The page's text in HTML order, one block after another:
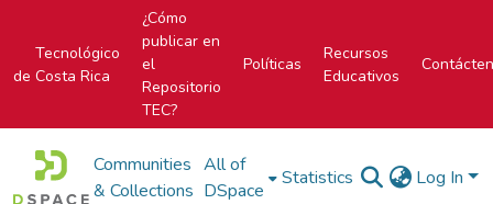
Tecnológico
de Costa Rica
¿Cómo
publicar en
el
Repositorio
TEC?
Políticas
Recursos
Educativos
Communities
& Collections
All of
DSpace
Statistics Log In